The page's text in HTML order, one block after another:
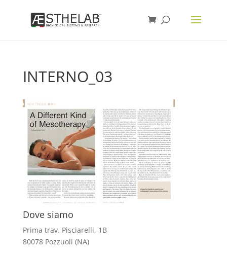
INTERNO_03
Dove siamo
Prima trav. Pisciarelli, 1B
80078 Pozzuoli (NA)